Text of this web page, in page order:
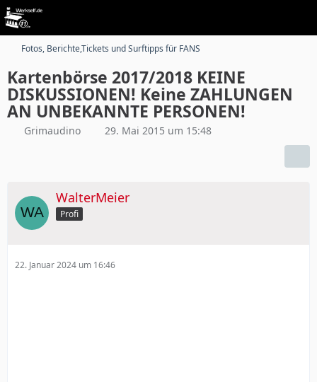
Fotos, Berichte,Tickets und Surftipps für FANS
Kartenbörse 2017/2018 KEINE
DISKUSSIONEN! Keine ZAHLUNGEN
AN UNBEKANNTE PERSONEN!
Grimaudino 29. Mai 2015 um 15:48
WalterMeier
Profi
22. Januar 2024 um 16:46